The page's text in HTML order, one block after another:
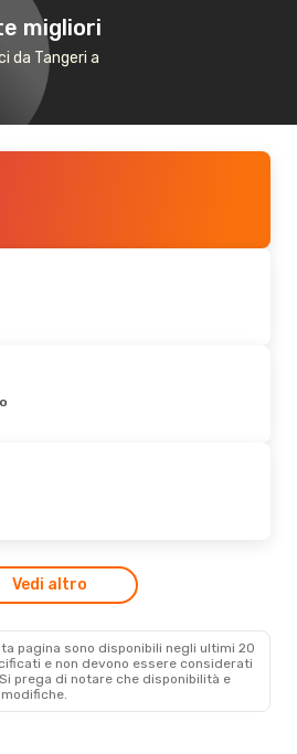
migliori
da Tangeri a
Vedi altro
pagina sono disponibili negli ultimi 20
e non devono essere considerati
prega di notare che disponibilità e